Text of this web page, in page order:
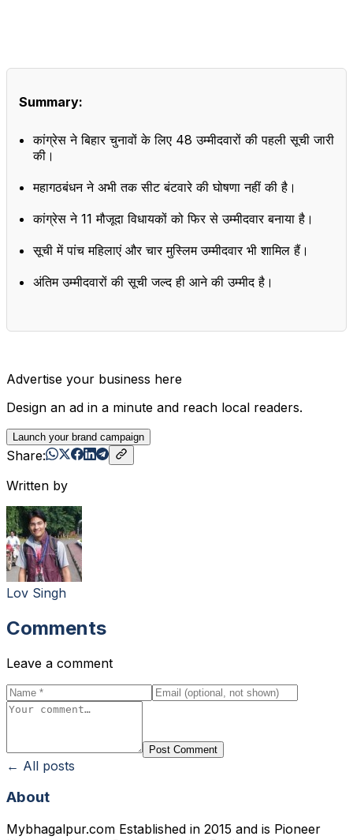
Summary:
कांग्रेस ने बिहार चुनावों के लिए 48 उम्मीदवारों की पहली सूची जारी
की।
महागठबंधन ने अभी तक सीट बंटवारे की घोषणा नहीं की है।
कांग्रेस ने 11 मौजूदा विधायकों को फिर से उम्मीदवार बनाया है।
सूची में पांच महिलाएं और चार मुस्लिम उम्मीदवार भी शामिल हैं।
अंतिम उम्मीदवारों की सूची जल्द ही आने की उम्मीद है।
Advertise your business here
Design an ad in a minute and reach local readers.
Launch your brand campaign
Share:
Written by
Lov Singh
Comments
Leave a comment
Post Comment
← All posts
About
Mybhagalpur.com Established in 2015 and is Pioneer